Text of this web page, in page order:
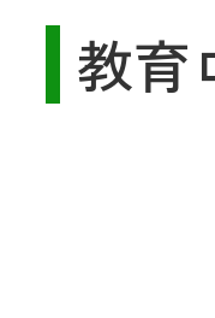
教育